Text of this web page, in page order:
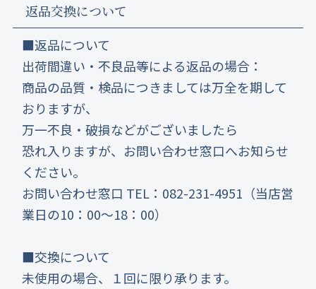
返品交換について
■返品について
出荷間違い・不良品等による返品の場合：
商品の品質・検品につきましては万全を期して
おりますが、
万一不良・破損などがございましたら
恐れ入りますが、お問い合わせ窓口へお知らせ
ください。
お問い合わせ窓口 TEL：082-231-4951（当店営
業日の10：00～18：00）
■交換について
未使用の場合、１回に限り承ります。